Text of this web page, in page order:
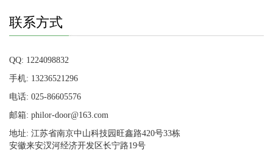
联系方式
QQ: 1224098832
手机: 13236521296
电话: 025-86605576
邮箱: philor-door@163.com
地址: 江苏省南京中山科技园旺鑫路420号33栋
安徽来安汊河经济开发区长宁路19号